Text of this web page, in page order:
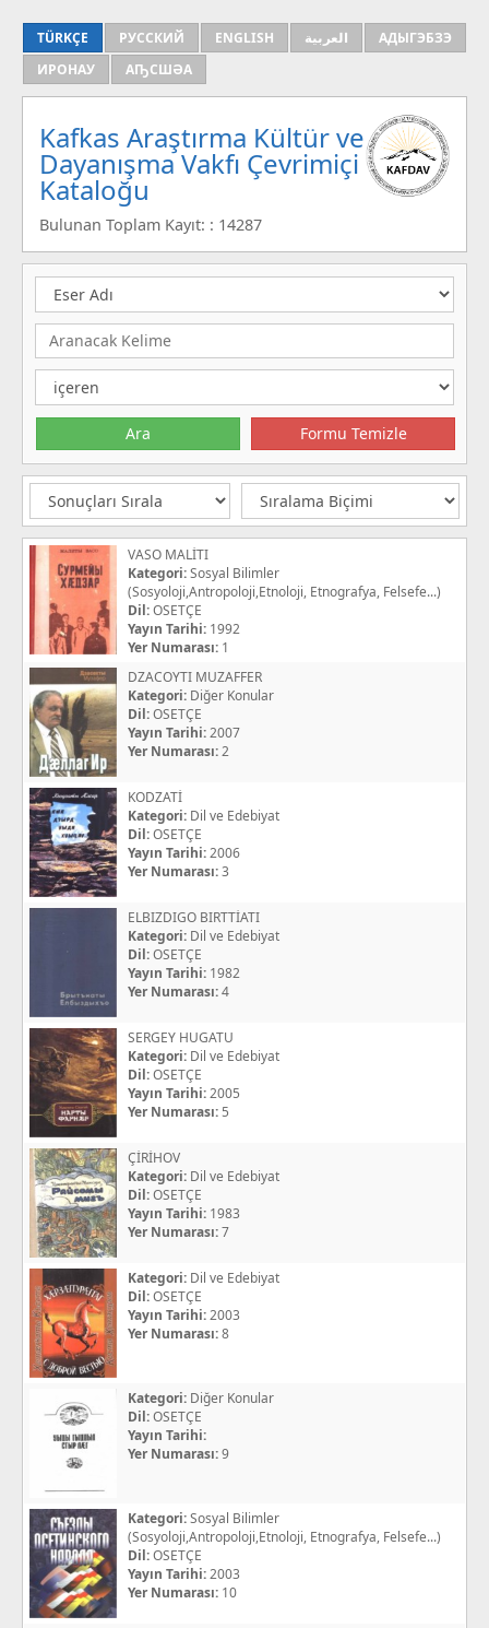
TÜRKÇE РУССКИЙ ENGLISH العربية
АДЫГЭБЗЭ
ИРОНАУ
АҦСШӘА
Kafkas Araştırma Kültür ve
Dayanışma Vakfı Çevrimiçi
Kataloğu
Bulunan Toplam Kayıt: : 14287
VASO MALİTI
Kategori:Sosyal Bilimler
(Sosyoloji,Antropoloji,Etnoloji, Etnografya, Felsefe...)
Dil:OSETÇE
Yayın Tarihi: 1992
Yer Numarası: 1
DZACOYTI MUZAFFER
Kategori: Diğer Konular
Dil:OSETÇE
Yayın Tarihi:2007
Yer Numarası:2
KODZATİ
Kategori: Dil ve Edebiyat
Dil:OSETÇE
Yayın Tarihi:2006
Yer Numarası:3
ELBIZDIGO BIRTTİATI
Kategori: Dil ve Edebiyat
Dil:OSETÇE
Yayın Tarihi: 1982
Yer Numarası:4
SERGEY HUGATU
Kategori: Dil ve Edebiyat
Dil:OSETÇE
Yayın Tarihi:2005
Yer Numarası: 5
ÇİRİHOV
Kategori: Dil ve Edebiyat
Dil:OSETÇE
Yayın Tarihi: 1983
Yer Numarası:7
Kategori: Dil ve Edebiyat
Dil:OSETÇE
Yayın Tarihi:2003
Yer Numarası:8
Kategori: Diğer Konular
Dil:OSETÇE
Yayın Tarihi:
Yer Numarası:9
Kategori:Sosyal Bilimler
(Sosyoloji,Antropoloji,Etnoloji, Etnografya, Felsefe...)
Dil:OSETÇE
Yayın Tarihi:2003
Yer Numarası: 10